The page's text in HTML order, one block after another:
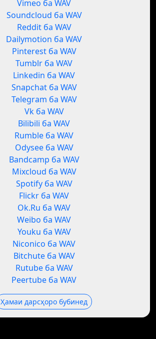
Vimeo ба WAV
Soundcloud ба WAV
Reddit ба WAV
Dailymotion ба WAV
Pinterest ба WAV
Tumblr ба WAV
Linkedin ба WAV
Snapchat ба WAV
Telegram ба WAV
Vk ба WAV
Bilibili ба WAV
Rumble ба WAV
Odysee ба WAV
Bandcamp ба WAV
Mixcloud ба WAV
Spotify ба WAV
Flickr ба WAV
Ok.Ru ба WAV
Weibo ба WAV
Youku ба WAV
Niconico ба WAV
Bitchute ба WAV
Rutube ба WAV
Peertube ба WAV
Ҳамаи дарсҳоро бубинед